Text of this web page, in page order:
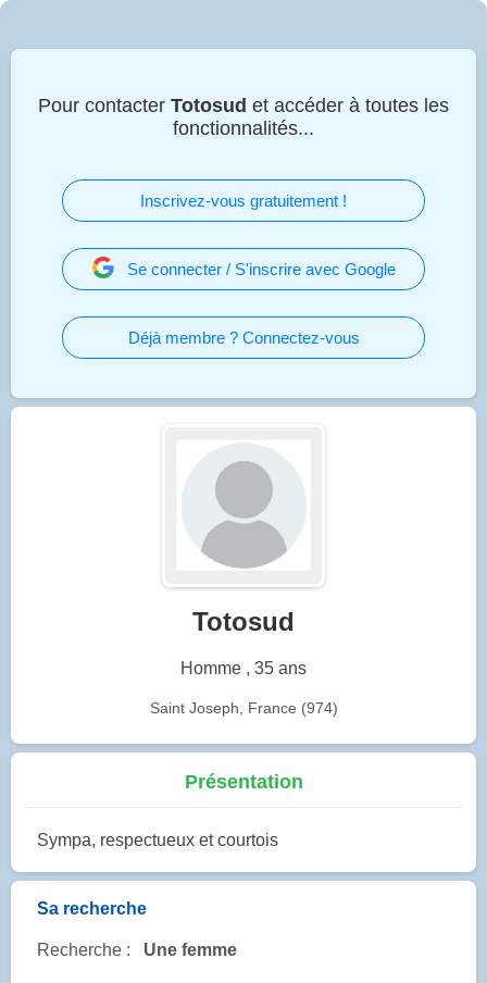
Pour contacter Totosud et accéder à toutes les
fonctionnalités...
Inscrivez-vous gratuitement !
Se connecter / S'inscrire avec Google
Déjà membre ? Connectez-vous
Totosud
Homme , 35 ans
Saint Joseph, France (974)
Présentation
Sympa, respectueux et courtois
Sa recherche
Recherche : Une femme